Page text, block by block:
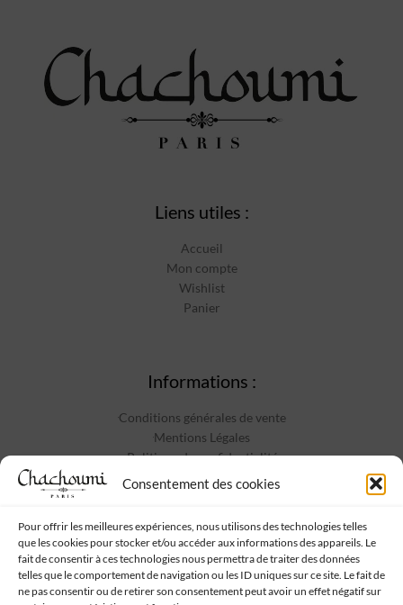
Consentement des cookies
Pour offrir les meilleures expériences, nous utilisons des technologies telles
que les cookies pour stocker et/ou accéder aux informations des appareils. Le
fait de consentir à ces technologies nous permettra de traiter des données
telles que le comportement de navigation ou les ID uniques sur ce site. Le fait de
ne pas consentir ou de retirer son consentement peut avoir un effet négatif sur
Liens utiles :
Accueil
Mon compte
Wishlist
Panier
Informations :
Conditions générales de vente
Mentions Légales
Politique de confidentialité
Contact
Suivez-nous :